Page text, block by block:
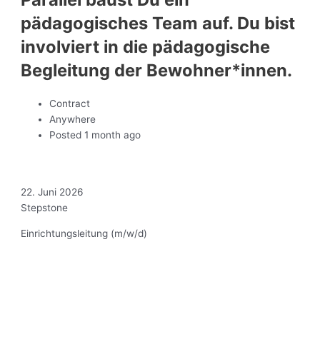
pädagogisches Team auf. Du bist
involviert in die pädagogische
Begleitung der Bewohner*innen.
Contract
Anywhere
Posted 1 month ago
22. Juni 2026
Stepstone
Einrichtungsleitung (m/w/d)